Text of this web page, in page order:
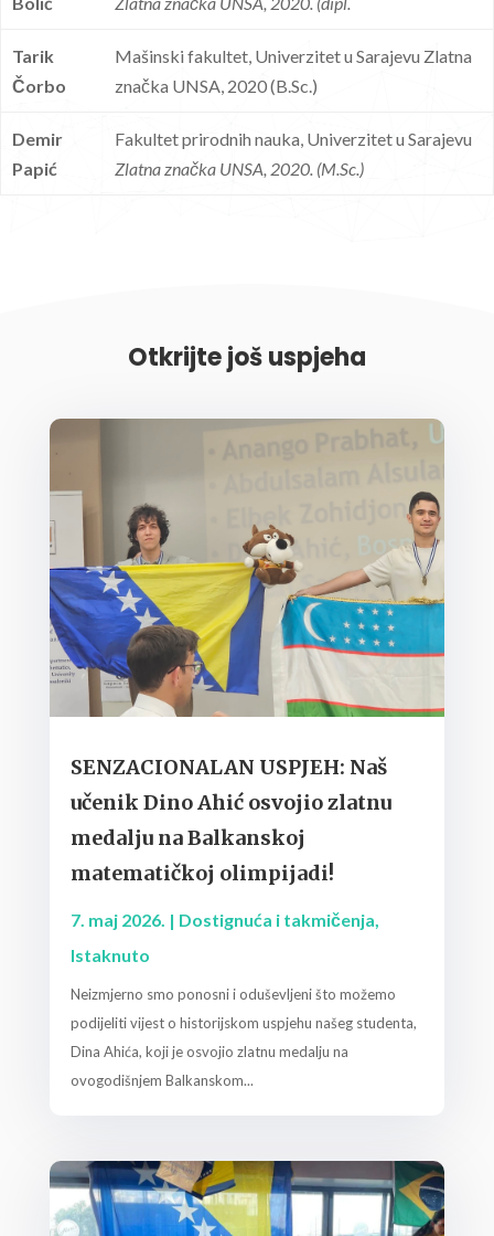
Tarik
Čorbo
Mašinski fakultet, Univerzitet u Sarajevu Zlatna
značka UNSA, 2020 (B.Sc.)
Demir
Papić
Fakultet prirodnih nauka, Univerzitet u Sarajevu
Zlatna značka UNSA, 2020. (M.Sc.)
Otkrijte još uspjeha
SENZACIONALAN USPJEH: Naš
učenik Dino Ahić osvojio zlatnu
medalju na Balkanskoj
matematičkoj olimpijadi!
7. maj 2026. | Dostignuća i takmičenja
Istaknuto
Neizmjerno smo ponosni i oduševljeni što možemo
podijeliti vijest o historijskom uspjehu našeg studenta,
Dina Ahića, koji je osvojio zlatnu medalju na
ovogodišnjem Balkanskom...